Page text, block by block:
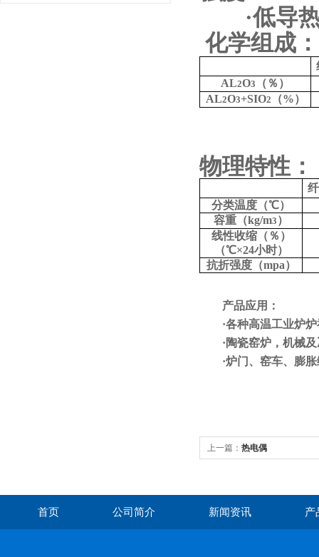
·低导
化学组成：
AL2O3
（％）
AL2O3+SIO2 （%）
物理特性：
分类温度（℃）
容重（kg/m3 ）
线性收缩（％）
（℃×24小时）
抗折强度（mpa）
产品应用：
·各种高温工业炉
·陶瓷窑炉，机械
·炉门、窑车、膨
上一篇： 热电偶
首页 公司简介 新闻资讯 产